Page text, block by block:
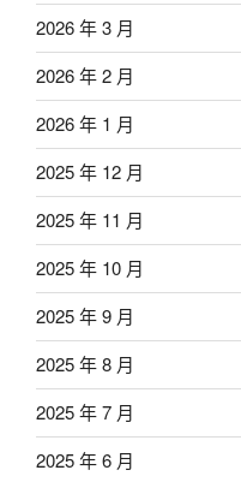
2026 年 3 月
2026 年 2 月
2026 年 1 月
2025 年 12 月
2025 年 11 月
2025 年 10 月
2025 年 9 月
2025 年 8 月
2025 年 7 月
2025 年 6 月